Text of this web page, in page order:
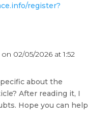
register?
on 02/05/2026 at 1:52
about the
After reading it, I
Hope you can help